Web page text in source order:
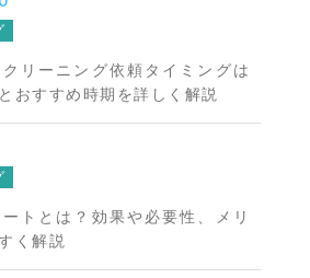
リーニング依頼タイミングは
おすすめ時期を詳しく解説
トとは？効果や必要性、メリ
く解説